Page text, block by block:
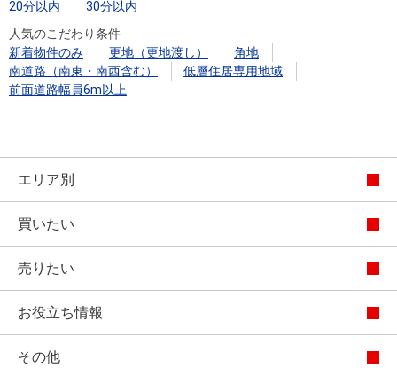
20分以内
30分以内
人気のこだわり条件
新着物件のみ
更地（更地渡し）
角地
南道路（南東・南西含む）
低層住居専用地域
前面道路幅員6m以上
エリア別
買いたい
売りたい
お役立ち情報
その他